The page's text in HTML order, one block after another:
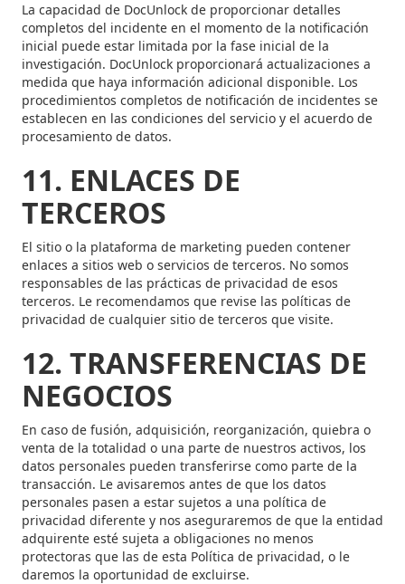
La capacidad de DocUnlock de proporcionar detalles
completos del incidente en el momento de la notificación
inicial puede estar limitada por la fase inicial de la
investigación. DocUnlock proporcionará actualizaciones a
medida que haya información adicional disponible. Los
procedimientos completos de notificación de incidentes se
establecen en las condiciones del servicio y el acuerdo de
procesamiento de datos.
11. ENLACES DE
TERCEROS
El sitio o la plataforma de marketing pueden contener
enlaces a sitios web o servicios de terceros. No somos
responsables de las prácticas de privacidad de esos
terceros. Le recomendamos que revise las políticas de
privacidad de cualquier sitio de terceros que visite.
12. TRANSFERENCIAS DE
NEGOCIOS
En caso de fusión, adquisición, reorganización, quiebra o
venta de la totalidad o una parte de nuestros activos, los
datos personales pueden transferirse como parte de la
transacción. Le avisaremos antes de que los datos
personales pasen a estar sujetos a una política de
privacidad diferente y nos aseguraremos de que la entidad
adquirente esté sujeta a obligaciones no menos
protectoras que las de esta Política de privacidad, o le
daremos la oportunidad de excluirse.